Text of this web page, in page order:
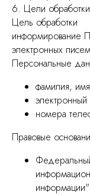
6. Цели
Цель обработки
информирование
электронных писем
Персональные
фамилия,
номера
Правовые